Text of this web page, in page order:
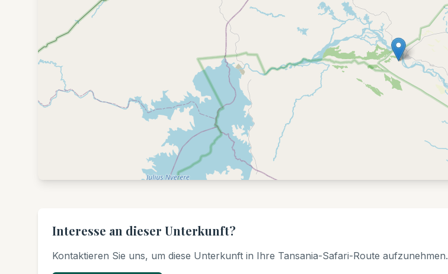
Interesse an dieser Unterkunft?
Kontaktieren Sie uns, um diese Unterkunft in Ihre Tansania-Safari-Route aufzunehmen.